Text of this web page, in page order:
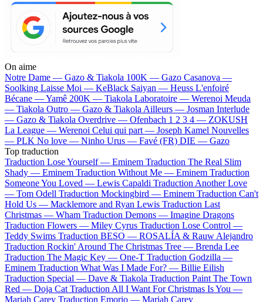
On aime
Notre Dame — Gazo & Tiakola 100K — Gazo Casanova —
Soolking Laisse Moi — KeBlack Saiyan — Heuss L'enfoiré
Bécane —Yamê 200K — Tiakola Laboratoire — Werenoi Meuda
— Tiakola Outro — Gazo & Tiakola Ailleurs — Josman Interlude
— Gazo & Tiakola Overdrive — Ofenbach 1 2 3 4 — ZOKUSH
La League — Werenoi Celui qui part — Joseph Kamel Nouvelles
— PLK No love — Ninho Urus — Favé (FR) DIE — Gazo
Top traduction
Traduction Lose Yourself — Eminem Traduction The Real Slim
Shady — Eminem Traduction Without Me — Eminem Traduction
Someone You Loved — Lewis Capaldi Traduction Another Love
— Tom Odell Traduction Mockingbird — Eminem Traduction Can't
Hold Us — Macklemore and Ryan Lewis Traduction Last
Christmas — Wham Traduction Demons — Imagine Dragons
Traduction Flowers — Miley Cyrus Traduction Lose Control —
Teddy Swims Traduction BESO — ROSALÍA & Rauw Alejandro
Traduction Rockin' Around The Christmas Tree — Brenda Lee
Traduction The Magic Key — One-T Traduction Godzilla —
Eminem Traduction What Was I Made For? — Billie Eilish
Traduction Special — Dave & Tiakola Traduction Paint The Town
Red — Doja Cat Traduction All I Want For Christmas Is You —
Mariah Carey Traduction Emorio — Mariah Carey